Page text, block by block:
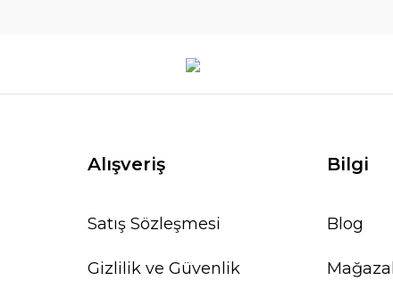
Alışveriş
Satış Sözleşmesi
Gizlilik ve Güvenlik
Bilgi
Blog